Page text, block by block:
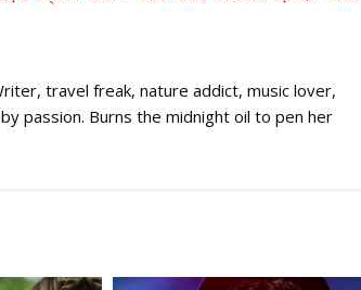
travel freak, nature addict, music lover,
passion. Burns the midnight oil to pen her